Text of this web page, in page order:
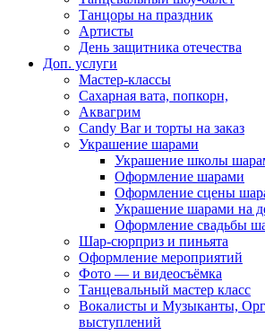
Танцоры на праздник
Артисты
День защитника отечества
Доп. услуги
Мастер-классы
Сахарная вата, попкорн,
Аквагрим
Candy Bar и торты на заказ
Украшение шарами
Украшение школы
Оформление шарами
Оформление сцены
Украшение шарами на
Оформление свадьбы
Шар-сюрприз и пиньята
Оформление мероприятий
Фото — и видеосъёмка
Танцевальный мастер класс
Вокалисты и Музыканты,
выступлений